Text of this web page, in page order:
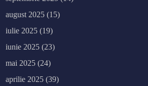
august 2025 (15)
iulie 2025 (19)
iunie 2025 (23)
mai 2025 (24)
aprilie 2025 (39)